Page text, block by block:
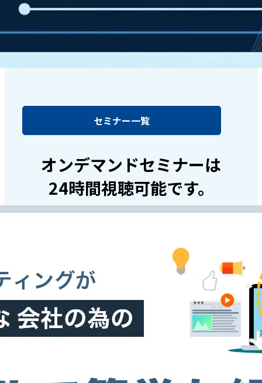
セミナー一覧
オンデマンドセミナーは
24時間視聴可能です。